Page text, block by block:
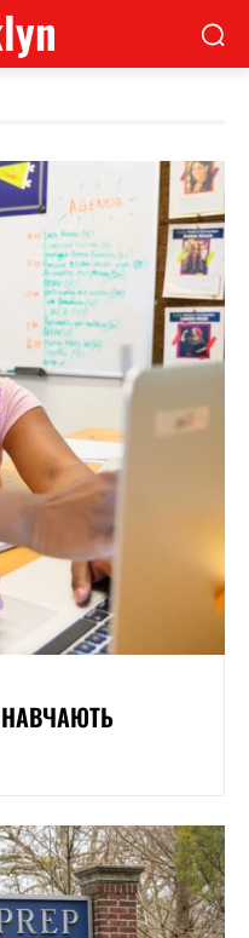
НАВЧАЮТЬ